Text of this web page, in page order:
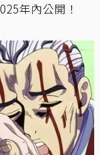
年內公開！